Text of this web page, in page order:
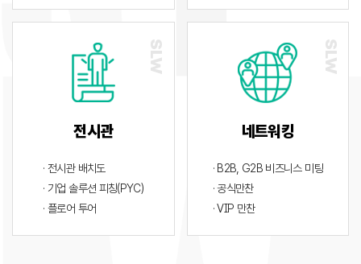
전시관
· 전시관 배치도
· 기업 솔루션 피칭(PYC)
· 플로어 투어
네트워킹
· B2B, G2B 비즈니스 미팅
· 공식만찬
· VIP 만찬